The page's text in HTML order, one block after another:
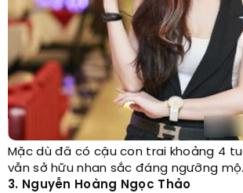
Mặc dù đã có cậu con trai khoảng 4
vẫn sở hữu nhan sắc đáng ngưỡng mộ.
3. Nguyễn Hoàng Ngọc Thảo